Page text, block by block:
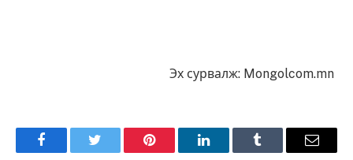
Эх сурвалж: Mongolcom.mn
FacebookTwitter Pinterest LinkedInTumblr Имэйл